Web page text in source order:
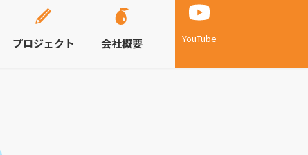
YouTube
プロジェクト 会社概要